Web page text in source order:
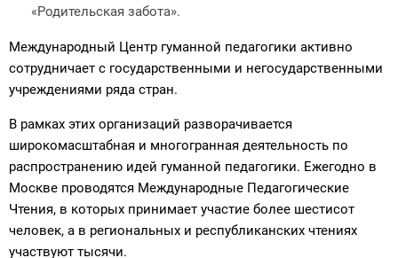
«Родительская забота».
Международный Центр гуманной педагогики активно
сотрудничает с государственными и негосударственными
учреждениями ряда стран.
В рамках этих организаций разворачивается
широкомасштабная и многогранная деятельность по
распространению идей гуманной педагогики. Ежегодно в
Москве проводятся Международные Педагогические
Чтения, в которых принимает участие более шестисот
человек, а в региональных и республиканских чтениях
участвуют тысячи.